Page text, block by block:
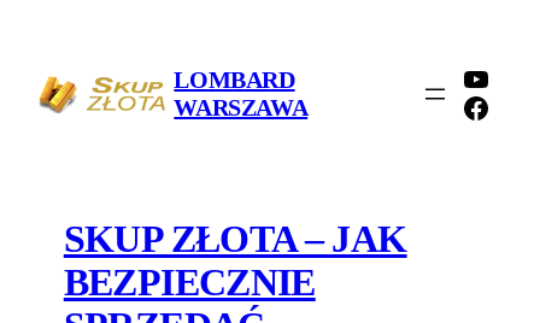
treści
LOMBARD
WARSZAWA
SKUP ZŁOTA – JAK
BEZPIECZNIE